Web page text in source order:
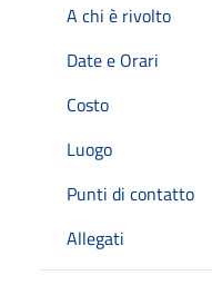
A chi è rivolto
Date e Orari
Costo
Luogo
Punti di contatto
Allegati